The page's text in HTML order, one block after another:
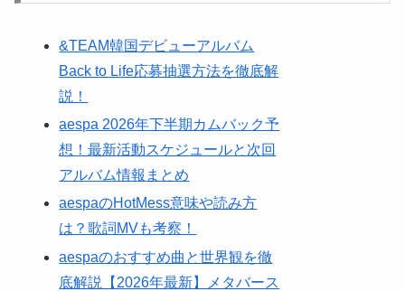
&TEAM韓国デビューアルバム
Back to Life応募抽選方法を徹底解
説！
aespa 2026年下半期カムバック予
想！最新活動スケジュールと次回
アルバム情報まとめ
aespaのHotMess意味や読み方
は？歌詞MVも考察！
aespaのおすすめ曲と世界観を徹
底解説【2026年最新】メタバース